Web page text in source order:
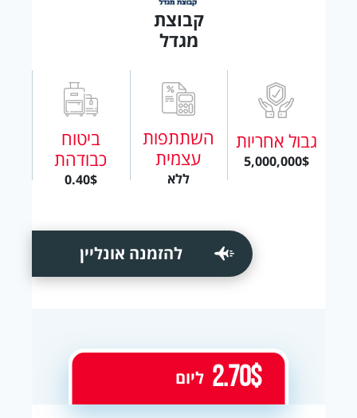
קבוצת
מגדל
גבול אחריות
5,000,000$
השתתפות
עצמית
ללא
ביטוח
כבודהת
0.40$
להזמנה אונליין
2.70$ ליום